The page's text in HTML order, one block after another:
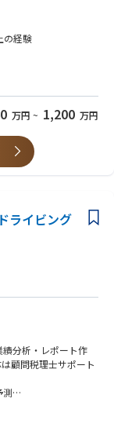
プ会社へのサポート
の経験
経験
万円 ~ 1,200 万円
ライビング
分析・レポート作
顧問税理士サポート
測
労務の管理
の企画・実行